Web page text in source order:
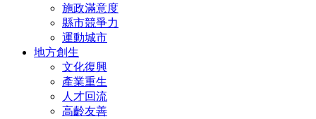
施政滿意度
縣市競爭力
運動城市
地方創生
文化復興
產業重生
人才回流
高齡友善